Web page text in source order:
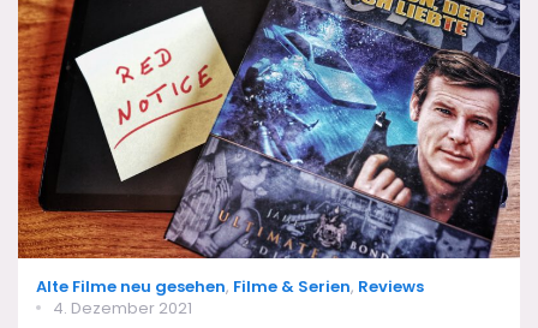
Categories
Alte Filme neu gesehen, Filme & Serien, Reviews
Posted
4. Dezember 2021